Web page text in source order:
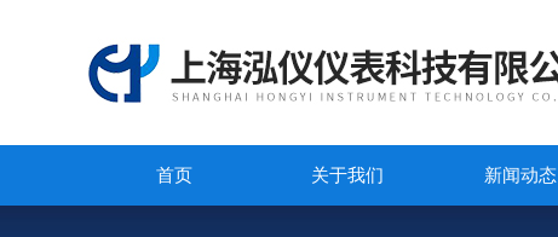
首页 关于我们 新闻动态